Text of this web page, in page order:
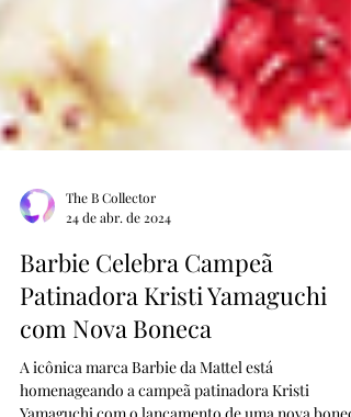
The B Collector
24 de abr. de 2024
Barbie Celebra Campeã
Patinadora Kristi Yamaguchi